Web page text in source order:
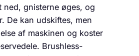
ned, gnisterne øges, og
De kan udskiftes, men
af maskinen og koster
Brushless-